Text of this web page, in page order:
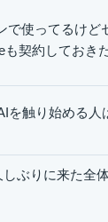
で使ってるけど
も契約しておき
を触り始める人
しぶりに来た全